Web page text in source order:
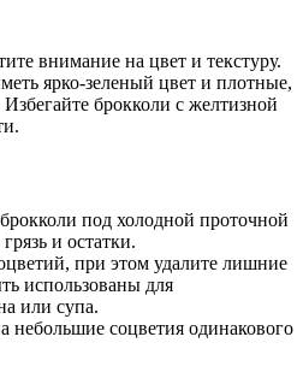
внимание на цвет и текстуру.
ярко-зеленый цвет и плотные,
брокколи с желтизной
под холодной проточной
и остатки.
при этом удалите лишние
использованы для
или супа.
небольшие соцветия одинакового